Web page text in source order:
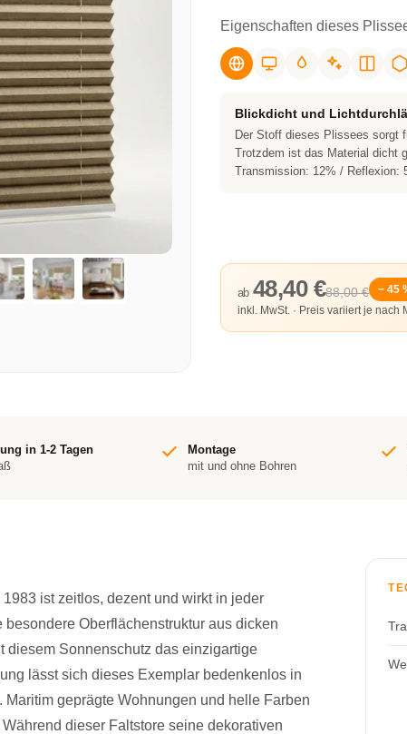
Eigenschaften dieses
Blickdicht und
Der Stoff dieses Plissees sorgt
Trotzdem ist das Material dicht
Transmission: 12% / Reflexion:
88,00 €
ab 48,40 €
− 45
inkl. MwSt. · Preis variiert je nach
in 1-2 Tagen
Montage
mit und ohne Bohren
ist zeitlos, dezent und wirkt in jeder
Oberflächenstruktur aus dicken
diesem Sonnenschutz das einzigartige
lässt sich dieses Exemplar bedenkenlos in
geprägte Wohnungen und helle Farben
dieser Faltstore seine dekorativen